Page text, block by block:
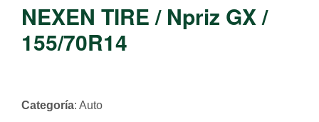
NEXEN TIRE / Npriz GX /
155/70R14
Categoría: Auto